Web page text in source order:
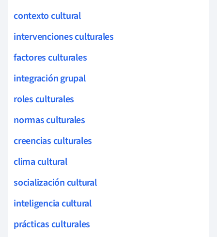
contexto cultural
intervenciones culturales
factores culturales
integración grupal
roles culturales
normas culturales
creencias culturales
clima cultural
socialización cultural
inteligencia cultural
prácticas culturales